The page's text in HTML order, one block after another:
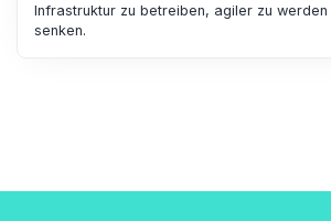
Infrastruktur zu betreiben, agiler zu werden
senken.